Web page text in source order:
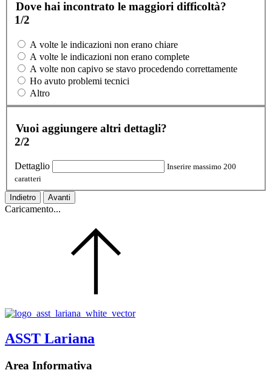
Dove hai incontrato le maggiori difficoltà?
1/2
A volte le indicazioni non erano chiare
A volte le indicazioni non erano complete
A volte non capivo se stavo procedendo correttamente
Ho avuto problemi tecnici
Altro
Vuoi aggiungere altri dettagli?
2/2
Dettaglio
Inserire massimo 200
caratteri
Indietro Avanti
Caricamento...
ASST Lariana
Area Informativa